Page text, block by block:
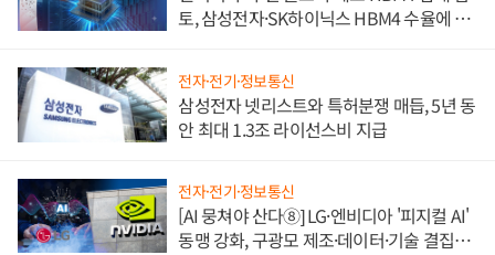
토, 삼성전자·SK하이닉스 HBM4 수율에 주
전자·전기·정보통신
삼성전자 넷리스트와 특허분쟁 매듭, 5년 동
안 최대 1.3조 라이선스비 지급
전자·전기·정보통신
[AI 뭉쳐야 산다⑧] LG·엔비디아 '피지컬 AI'
동맹 강화, 구광모 제조·데이터·기술 결집